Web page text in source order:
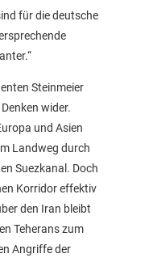
für die deutsche
Steinmeier
wider.
und Asien
Landweg durch
Suezkanal. Doch
Korridor effektiv
den Iran bleibt
Teherans zum
Angriffe der